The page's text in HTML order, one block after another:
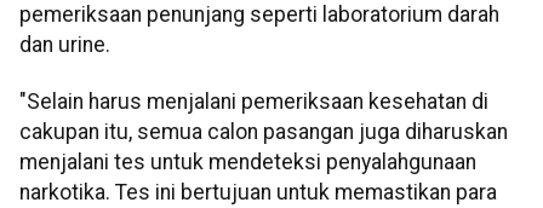
pemeriksaan penunjang seperti laboratorium darah
dan urine.
"Selain harus menjalani pemeriksaan kesehatan di
cakupan itu, semua calon pasangan juga diharuskan
menjalani tes untuk mendeteksi penyalahgunaan
narkotika. Tes ini bertujuan untuk memastikan para